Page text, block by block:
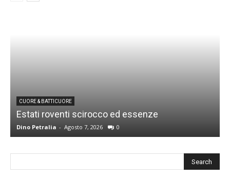
CUORE & BATTICUORE
Estati roventi scirocco ed essenze
Dino Petralia - Agosto 7, 2026 0